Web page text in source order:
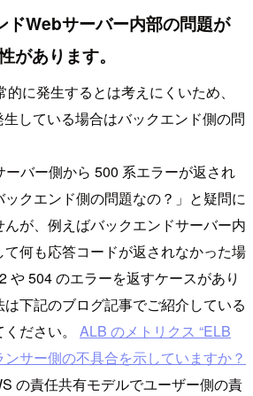
ドWebサーバー内部の問題が
があります。
に発生するとは考えにくいため、
している場合はバックエンド側の問
ーバー側から 500 系エラーが返され
クエンド側の問題なの？」と疑問に
が、例えばバックエンドサーバー内
何も応答コードが返されなかった場
や 504 のエラーを返すケースがあり
下記のブログ記事でご紹介している
ださい。 ALB のメトリクス “ELB
サー側の不具合を示していますか？
の責任共有モデルでユーザー側の責